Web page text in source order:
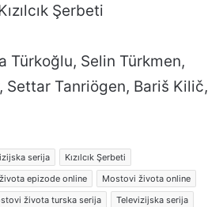
Şerbeti
Türkoğlu, Selin Türkmen,
Settar Tanriögen, Bariš Kilič,
serija
Kızılcık Şerbeti
epizode online
Mostovi života online
života turska serija Televizijska serija